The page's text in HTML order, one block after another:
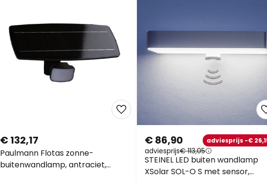
Paulmann Flotas zonne-
buitenwandlamp, antraciet,
sensor, IP65
€ 132,17
STEINEL LED buiten wandlamp
XSolar SOL-O S met sensor,
antraciet
€ 86,90 adviesprijs -€ 26,15
adviesprijs€ 113,05